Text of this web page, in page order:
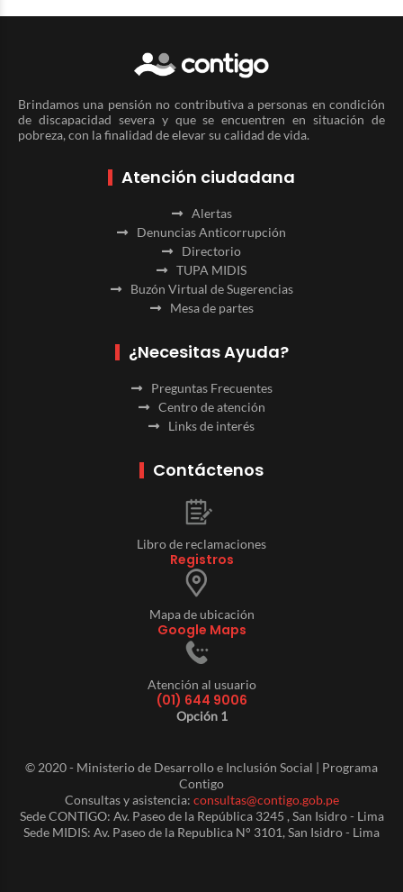
Brindamos una pensión no contributiva a personas en condición
de discapacidad severa y que se encuentren en situación de
pobreza, con la finalidad de elevar su calidad de vida.
Atención ciudadana
Alertas
Denuncias Anticorrupción
Directorio
TUPA MIDIS
Buzón Virtual de Sugerencias
Mesa de partes
¿Necesitas Ayuda?
Preguntas Frecuentes
Centro de atención
Links de interés
Contáctenos
Libro de reclamaciones
Registros
Mapa de ubicación
Google Maps
Atención al usuario
(01) 644 9006
Opción 1
© 2020 - Ministerio de Desarrollo e Inclusión Social | Programa
Contigo
Consultas y asistencia: consultas@contigo.gob.pe
Sede CONTIGO: Av. Paseo de la República 3245 , San Isidro - Lima
Sede MIDIS: Av. Paseo de la Republica N° 3101, San Isidro - Lima